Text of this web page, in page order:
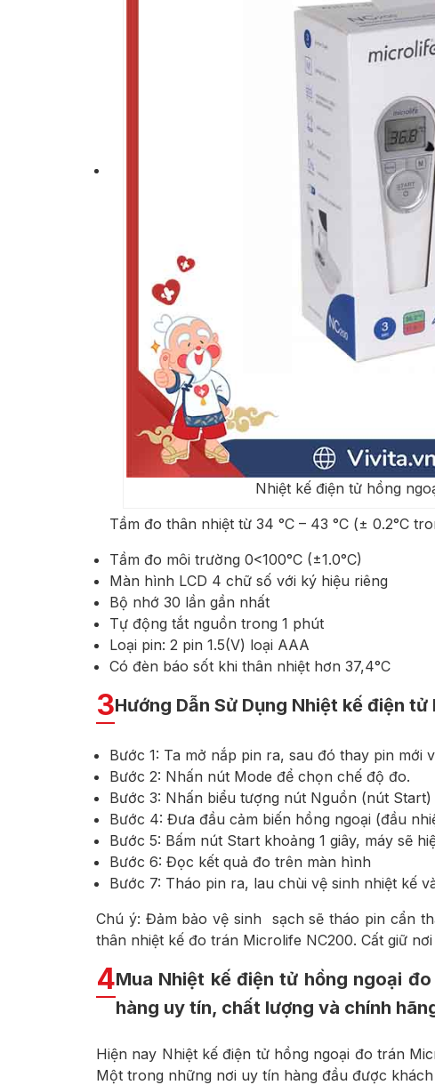
Nhiệt kế điện tử hồng
Tầm đo thân nhiệt từ 34 °C – 43 °C (± 0.2°C
Tầm đo môi trường 0<100°C (±1.0°C)
Màn hình LCD 4 chữ số với ký hiệu riêng
Bộ nhớ 30 lần gần nhất
Tự động tắt nguồn trong 1 phút
Loại pin: 2 pin 1.5(V) loại AAA
Có đèn báo sốt khi thân nhiệt hơn 37,4°C
3Hướng Dẫn Sử Dụng Nhiệt kế điện
Bước 1: Ta mở nắp pin ra, sau đó thay pin mới
Bước 2: Nhấn nút Mode để chọn chế độ đo.
Bước 3: Nhấn biểu tượng nút Nguồn (nút
Bước 4: Đưa đầu cảm biến hồng ngoại (đầu
Bước 5: Bấm nút Start khoảng 1 giây, máy sẽ
Bước 6: Đọc kết quả đo trên màn hình
Bước 7: Tháo pin ra, lau chùi vệ sinh nhiệt kế
Chú ý: Đảm bảo vệ sinh sạch sẽ tháo pin cẩn
thân nhiệt kế đo trán Microlife NC200. Cất giữ
4Mua Nhiệt kế điện tử hồng ngoại
hàng uy tín, chất lượng và chính
Hiện nay Nhiệt kế điện tử hồng ngoại đo trán
Một trong những nơi uy tín hàng đầu được